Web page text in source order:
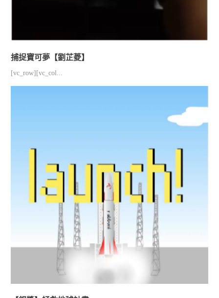
捕捉寶可夢【劉芷菱】
[vc_row][vc_col...